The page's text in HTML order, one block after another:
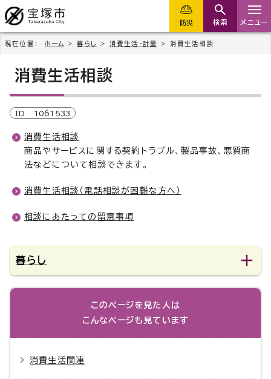
防災 検索 メニュー
現在位置： ホーム > 暮らし > 消費生活・計量 > 消費生活相談
消費生活相談
ID 1061533
消費生活相談
商品やサービスに関する契約トラブル、製品事故、悪質商
法などについて相談できます。
消費生活相談（電話相談が困難な方へ）
相談にあたっての留意事項
暮らし
このページを見た人は
こんなページも見ています
消費生活関連